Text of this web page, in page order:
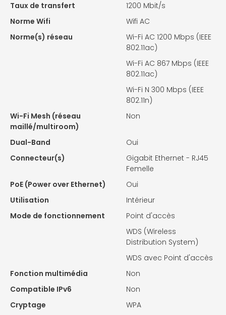
Taux de transfert
1200 Mbit/s
Norme Wifi
Wifi AC
Norme(s) réseau
Wi-Fi AC 1200 Mbps (IEEE
802.11ac)
Wi-Fi AC 867 Mbps (IEEE
802.11ac)
Wi-Fi N 300 Mbps (IEEE
802.11n)
Wi-Fi Mesh (réseau
maillé/multiroom)
Non
Dual-Band
Oui
Connecteur(s)
Gigabit Ethernet - RJ45
Femelle
PoE (Power over Ethernet)
Oui
Utilisation
Intérieur
Mode de fonctionnement
Point d'accès
WDS (Wireless
Distribution System)
WDS avec Point d'accès
Fonction multimédia
Non
Compatible IPv6
Non
Cryptage
WPA